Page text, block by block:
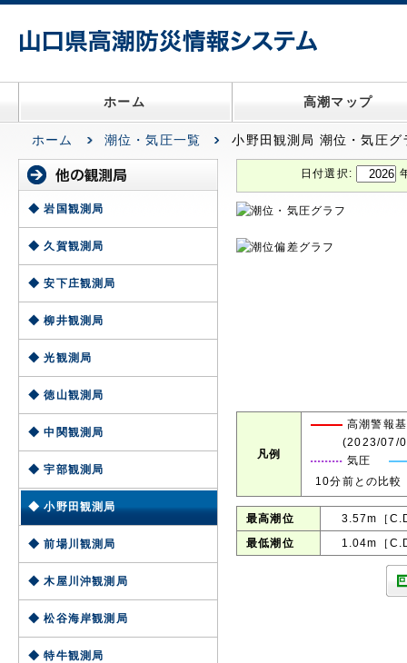
ホーム 高潮マップ
ホーム 潮位・気圧一覧 小野田観測局 潮位・気圧グ
日付選択:
凡例
高潮警報
(2023/07/
気圧
10分前との比較
最高潮位
3.57m［
最低潮位
1.04m［
◆ 岩国観測局
◆ 久賀観測局
◆ 安下庄観測局
◆ 柳井観測局
◆ 光観測局
◆ 徳山観測局
◆ 中関観測局
◆ 宇部観測局
◆ 小野田観測局
◆ 前場川観測局
◆ 木屋川沖観測局
◆ 松谷海岸観測局
◆ 特牛観測局